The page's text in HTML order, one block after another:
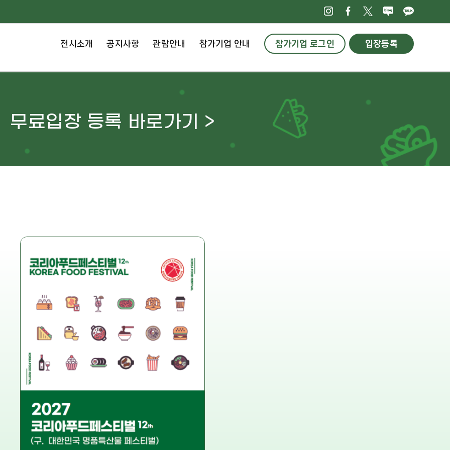
인스타그램
페이스북
X 네이버블
카카오
전시소개 공지사항 관람안내 참가기업 안내 참가기업 로그인 입장등록
무료입장 등록 바로가기 >